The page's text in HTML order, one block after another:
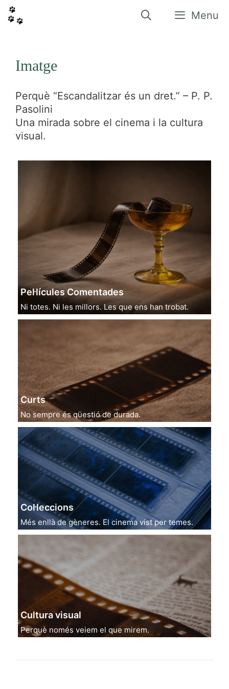
contingut
Menu
Imatge
Perquè “Escandalitzar és un dret.” – P. P.
Pasolini
Una mirada sobre el cinema i la cultura
visual.
Pel·lícules Comentades
Ni totes. Ni les millors. Les que ens han trobat.
Curts
No sempre és qüestió de durada.
Col·leccions
Més enllà de gèneres. El cinema vist per temes.
Cultura visual
Perquè només veiem el que mirem.